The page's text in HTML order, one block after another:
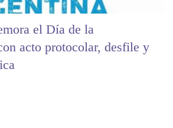
el Día de la
acto protocolar, desfile y